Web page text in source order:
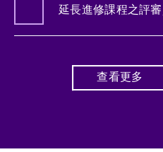
查看更多
延長進修課程之評